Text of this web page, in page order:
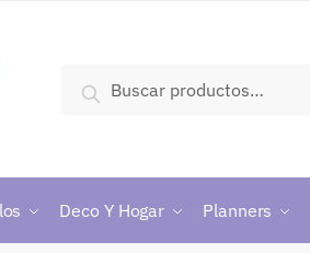
Buscar
Deco Y Hogar Planners